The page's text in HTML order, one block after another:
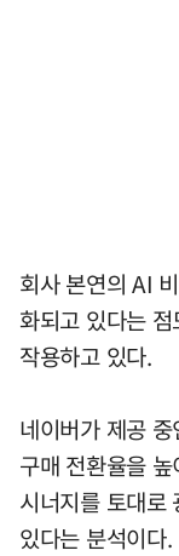
회사 본연의 AI
화되고 있다는
작용하고 있다.
네이버가 제공
구매 전환율을
시너지를 토대로
있다는 분석이다.